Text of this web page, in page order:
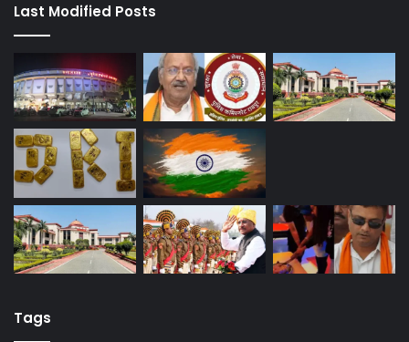
Last Modified Posts
Tags